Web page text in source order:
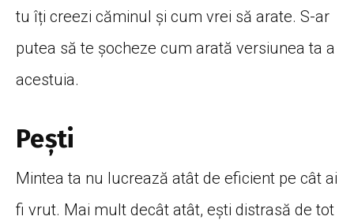
tu îți creezi căminul și cum vrei să arate. S-ar
putea să te șocheze cum arată versiunea ta a
acestuia.
Pești
Mintea ta nu lucrează atât de eficient pe cât ai
fi vrut. Mai mult decât atât, ești distrasă de tot